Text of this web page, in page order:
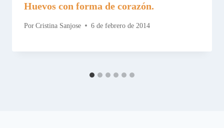
Huevos con forma de corazón.
Por Cristina Sanjose 6 de febrero de 2014